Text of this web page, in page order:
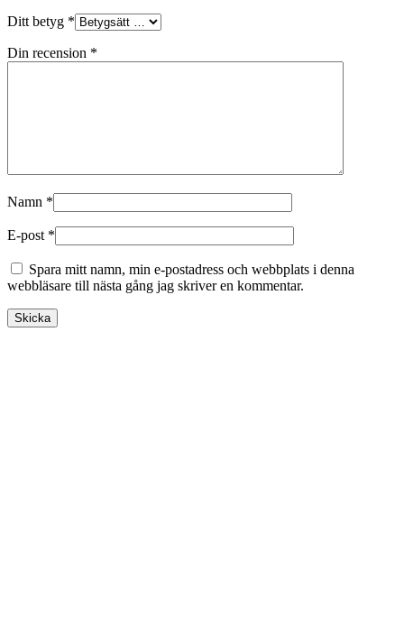
Ditt betyg *
Din recension *
Namn *
E-post *
Spara mitt namn, min e-postadress och webbplats i denna
webbläsare till nästa gång jag skriver en kommentar.